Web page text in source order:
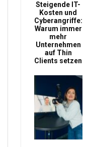
Steigende IT-
Kosten und
Cyberangriffe:
Warum immer
mehr
Unternehmen
auf Thin
Clients setzen